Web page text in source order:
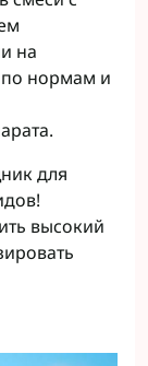
на
по нормам и
для
высокий